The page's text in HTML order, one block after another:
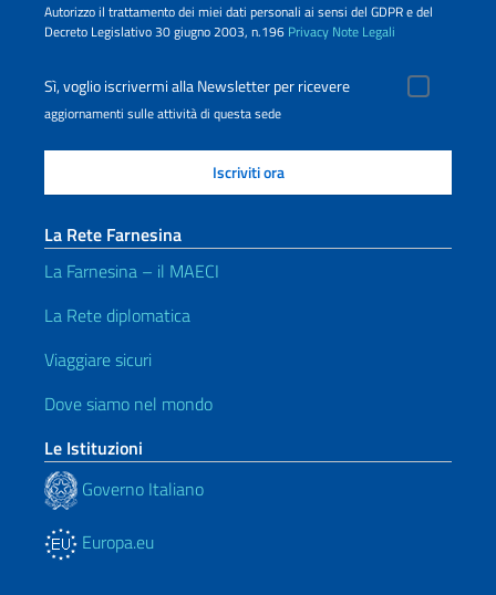
Autorizzo il trattamento dei miei dati personali ai sensi del GDPR e del
Decreto Legislativo 30 giugno 2003, n.196 Privacy Note Legali
Sì, voglio iscrivermi alla Newsletter per ricevere
aggiornamenti sulle attività di questa sede
La Rete Farnesina
La Farnesina – il MAECI
La Rete diplomatica
Viaggiare sicuri
Dove siamo nel mondo
Le Istituzioni
Governo Italiano
Europa.eu